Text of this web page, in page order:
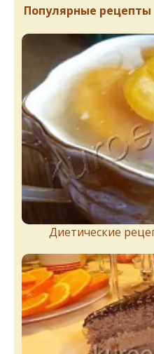
Популярные рецепты
Диетические